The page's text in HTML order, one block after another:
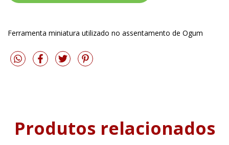
Ferramenta miniatura utilizado no assentamento de Ogum
Produtos relacionados